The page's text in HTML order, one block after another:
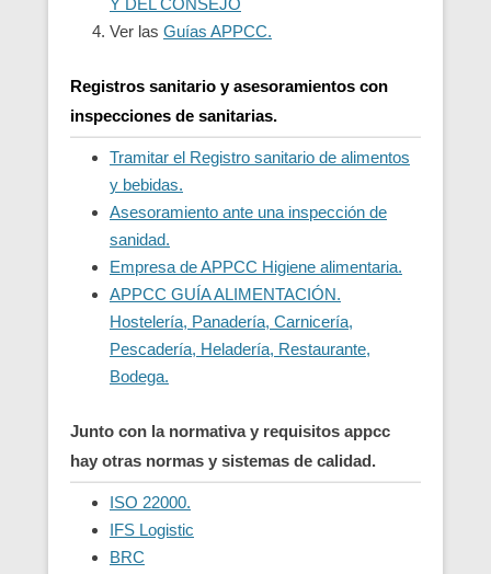
Y DEL CONSEJO
Ver las Guías APPCC.
Registros sanitario y asesoramientos con
inspecciones de sanitarias.
Tramitar el Registro sanitario de alimentos
y bebidas.
Asesoramiento ante una inspección de
sanidad.
Empresa de APPCC Higiene alimentaria.
APPCC GUÍA ALIMENTACIÓN.
Hostelería, Panadería, Carnicería,
Pescadería, Heladería, Restaurante,
Bodega.
Junto con la normativa y requisitos appcc
hay otras normas y sistemas de calidad.
ISO 22000.
IFS Logistic
BRC